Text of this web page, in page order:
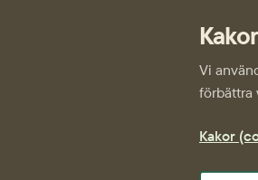
Vi
förbättra
Kakor